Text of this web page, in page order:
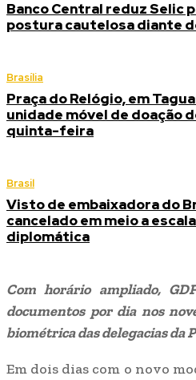
Banco Central reduz Selic
postura cautelosa diante
Brasília
Praça do Relógio, em
unidade móvel de doação
quinta-feira
Brasil
Visto de embaixadora do
cancelado em meio a
diplomática
Com horário ampliado,
documentos por dia nos
biométrica das delegacias da
Em dois dias com o novo